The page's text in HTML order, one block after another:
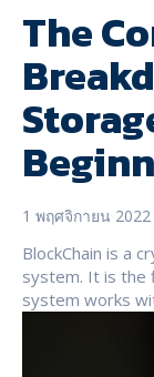
The
1 พฤศจิกายน 2022
BlockChain is a
system. It is the
system works